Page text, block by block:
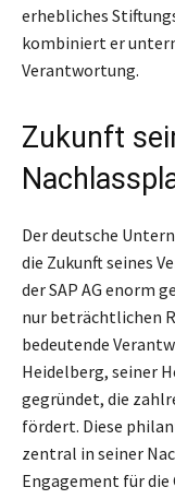
erhebliches
kombiniert er
Verantwortung.
Zukunft
Der deutsche
die Zukunft seines
der SAP AG enorm
nur beträchtlichen
bedeutende
Heidelberg, seiner
gegründet, die
fördert. Diese
zentral in seiner
Engagement für die